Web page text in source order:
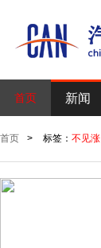
首页 新闻
首页 > 标签： 不见涨